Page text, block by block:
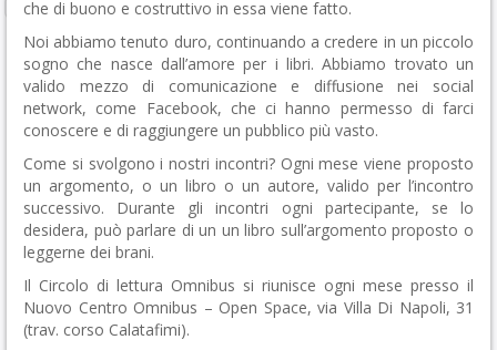
che di buono e costruttivo in essa viene fatto.
Noi abbiamo tenuto duro, continuando a credere in un piccolo
sogno che nasce dall’amore per i libri. Abbiamo trovato un
valido mezzo di comunicazione e diffusione nei social
network, come Facebook, che ci hanno permesso di farci
conoscere e di raggiungere un pubblico più vasto.
Come si svolgono i nostri incontri? Ogni mese viene proposto
un argomento, o un libro o un autore, valido per l’incontro
successivo. Durante gli incontri ogni partecipante, se lo
desidera, può parlare di un un libro sull’argomento proposto o
leggerne dei brani.
Il Circolo di lettura Omnibus si riunisce ogni mese presso il
Nuovo Centro Omnibus – Open Space, via Villa Di Napoli, 31
(trav. corso Calatafimi).